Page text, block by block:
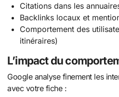
Citations dans les
Backlinks locaux et
Comportement des
itinéraires)
L’impact du
Google analyse finement les
avec votre fiche :